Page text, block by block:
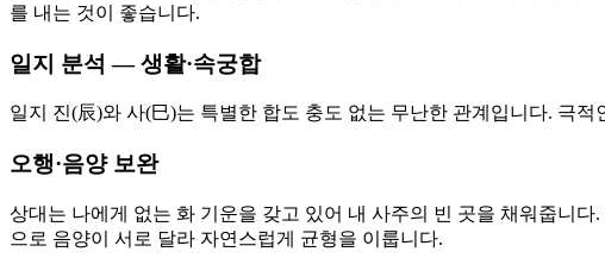
를 내는 것이 좋습니다.
일지 분석 — 생활·속궁합
일지 진(辰)와 사(巳)는 특별한 합도 충도 없는 무난한 관계입니다. 극
오행·음양 보완
상대는 나에게 없는 화 기운을 갖고 있어 내 사주의 빈 곳을 채워줍니
으로 음양이 서로 달라 자연스럽게 균형을 이룹니다.